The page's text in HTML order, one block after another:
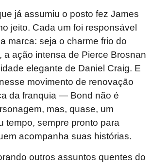
já assumiu o posto fez James
jeito. Cada um foi responsável
marca: seja o charme frio do
a ação intensa de Pierce Brosnan
elegante de Daniel Craig. E
movimento de renovação
da franquia — Bond não é
mas, quase, um
tempo, sempre pronto para
acompanha suas histórias.
outros assuntos quentes do